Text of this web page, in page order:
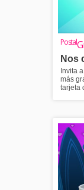
Postal
Nos
Invita
más
tarjeta